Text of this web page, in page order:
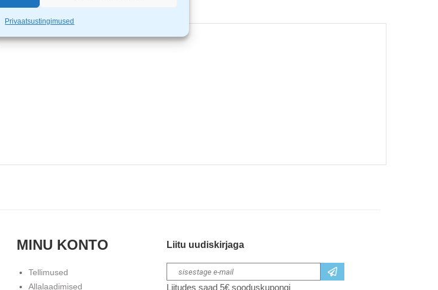
Privaatsustingimused
MINU KONTO
Tellimused
Allalaadimised
Liitu uudiskirjaga
Liitudes saad 5€ sooduskupongi